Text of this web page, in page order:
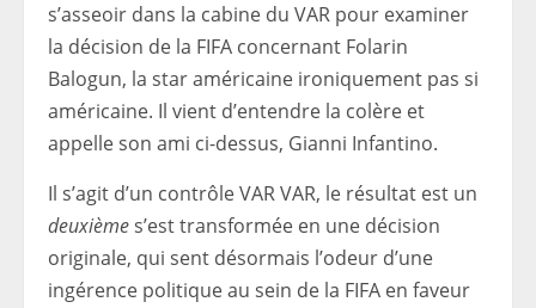
s’asseoir dans la cabine du VAR pour examiner
la décision de la FIFA concernant Folarin
Balogun, la star américaine ironiquement pas si
américaine. Il vient d’entendre la colère et
appelle son ami ci-dessus, Gianni Infantino.
Il s’agit d’un contrôle VAR VAR, le résultat est un
deuxièmes’est transformée en une décision
originale, qui sent désormais l’odeur d’une
ingérence politique au sein de la FIFA en faveur